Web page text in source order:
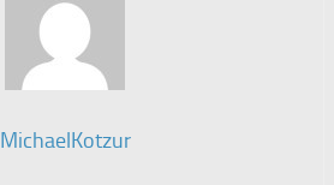
MichaelKotzur